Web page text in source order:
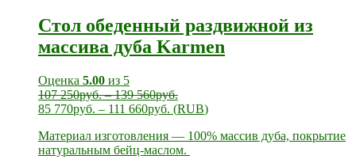
Стол обеденный раздвижной из
массива дуба Karmen
Оценка 5.00 из 5
107 250руб.–139 560руб.
85 770руб. – 111 660руб. (RUB)
Материал изготовления — 100% массив дуба, покрытие
натуральным бейц-маслом.